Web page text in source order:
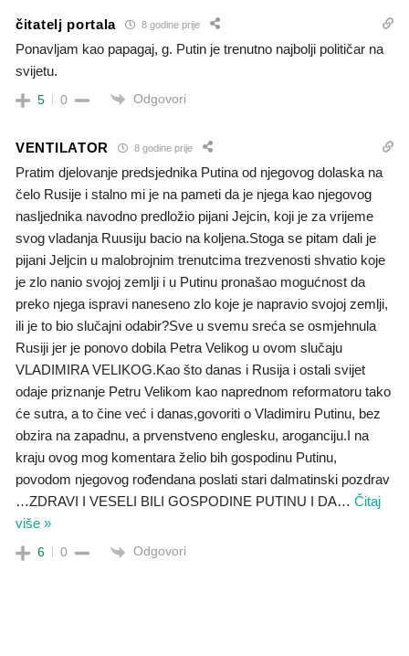
čitatelj portala 8 godine prije
Ponavljam kao papagaj, g. Putin je trenutno najbolji političar na
svijetu.
5 0 Odgovori
VENTILATOR 8 godine prije
Pratim djelovanje predsjednika Putina od njegovog dolaska na
čelo Rusije i stalno mi je na pameti da je njega kao njegovog
nasljednika navodno predložio pijani Jejcin, koji je za vrijeme
svog vladanja Ruusiju bacio na koljena.Stoga se pitam dali je
pijani Jeljcin u malobrojnim trenutcima trezvenosti shvatio koje
je zlo nanio svojoj zemlji i u Putinu pronašao mogućnost da
preko njega ispravi naneseno zlo koje je napravio svojoj zemlji,
ili je to bio slučajni odabir?Sve u svemu sreća se osmjehnula
Rusiji jer je ponovo dobila Petra Velikog u ovom slučaju
VLADIMIRA VELIKOG.Kao što danas i Rusija i ostali svijet
odaje priznanje Petru Velikom kao naprednom reformatoru tako
će sutra, a to čine već i danas,govoriti o Vladimiru Putinu, bez
obzira na zapadnu, a prvenstveno englesku, aroganciju.I na
kraju ovog mog komentara želio bih gospodinu Putinu,
povodom njegovog rođendana poslati stari dalmatinski pozdrav
…ZDRAVI I VESELI BILI GOSPODINE PUTINU I DA… Čitaj
više »
6 0 Odgovori